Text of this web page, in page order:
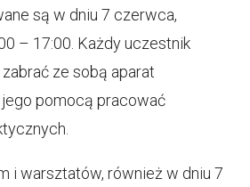
są w dniu 7 czerwca,
– 17:00. Każdy uczestnik
ze sobą aparat
pomocą pracować
i warsztatów, również w dniu 7